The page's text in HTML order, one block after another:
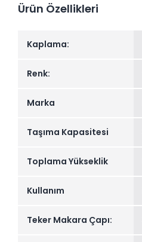
Ürün Özellikleri
Kaplama:
Renk:
Marka
Taşıma Kapasitesi
Toplama Yükseklik
Kullanım
Teker Makara Çapı: